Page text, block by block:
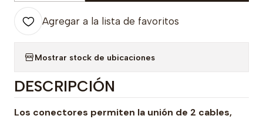
Agregar a la lista de favoritos
Mostrar stock de ubicaciones
DESCRIPCIÓN
Los conectores permiten la unión de 2 cables,